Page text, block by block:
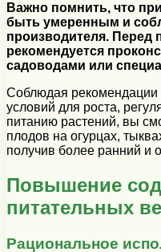
Важно помнить, что
быть умеренным и
производителя. Перед
рекомендуется
садоводами или
Соблюдая
условий для роста,
питанию растений, вы
плодов на огурцах,
получив более ранний и
Повышение
питательных
Рациональное